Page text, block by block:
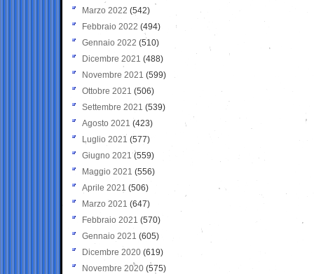
Marzo 2022 (542)
Febbraio 2022 (494)
Gennaio 2022 (510)
Dicembre 2021 (488)
Novembre 2021 (599)
Ottobre 2021 (506)
Settembre 2021 (539)
Agosto 2021 (423)
Luglio 2021 (577)
Giugno 2021(559)
Maggio 2021 (556)
Aprile 2021 (506)
Marzo 2021 (647)
Febbraio 2021 (570)
Gennaio 2021 (605)
Dicembre 2020 (619)
Novembre 2020 (575)